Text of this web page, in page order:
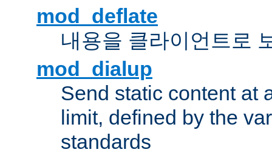
mod_deflate
내용을 클라이언트로
mod_dialup
Send static content at
limit, defined by the
standards